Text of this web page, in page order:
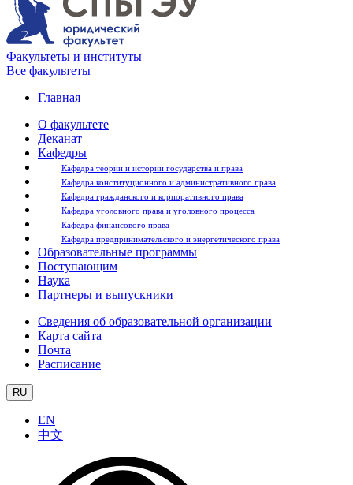
Факультеты и институты
Все факультеты
Главная
О факультете
Деканат
Кафедры
Кафедра теории и истории государства и права
Кафедра конституционного и административного права
Кафедра гражданского и корпоративного права
Кафедра уголовного права и уголовного процесса
Кафедра финансового права
Кафедра предпринимательского и энергетического права
Образовательные программы
Поступающим
Наука
Партнеры и выпускники
Сведения об образовательной организации
Карта сайта
Почта
Расписание
RU
EN
中文